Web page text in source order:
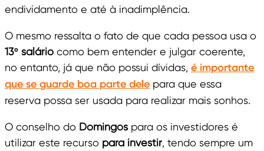
endividamento e até à inadimplência.
O mesmo ressalta o fato de que cada pessoa usa o
13º salário como bem entender e julgar coerente,
no entanto, já que não possui dívidas, é importante
que se guarde boa parte dele para que essa
reserva possa ser usada para realizar mais sonhos.
O conselho do Domingospara os investidores é
utilizar este recurso para investir, tendo sempre um